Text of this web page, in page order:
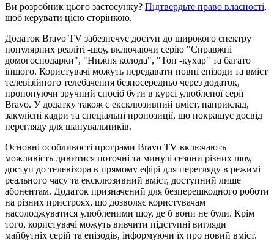
Ви розробник цього застосунку? Підтвердьте право власності,
щоб керувати цією сторінкою.
Додаток Bravo TV забезпечує доступ до широкого спектру
популярних реаліті -шоу, включаючи серію "Справжні
домогосподарки", "Нижня колода", "Топ -кухар" та багато
іншого. Користувачі можуть передавати повні епізоди та вміст
телевізійного телебачення безпосередньо через додаток,
пропонуючи зручний спосіб бути в курсі улюбленої серії
Bravo. У додатку також є ексклюзивний вміст, наприклад,
закулісні кадри та спеціальні пропозиції, що покращує досвід
перегляду для шанувальників.
Основні особливості програми Bravo TV включають
можливість дивитися поточні та минулі сезони різних шоу,
доступ до телевізора в прямому ефірі для перегляду в режимі
реального часу та ексклюзивний вміст, доступний лише
абонентам. Додаток призначений для безперешкодного роботи
на різних пристроях, що дозволяє користувачам
насолоджуватися улюбленими шоу, де б вони не були. Крім
того, користувачі можуть вивчити підступні вигляди
майбутніх серій та епізодів, інформуючи їх про новий вміст.